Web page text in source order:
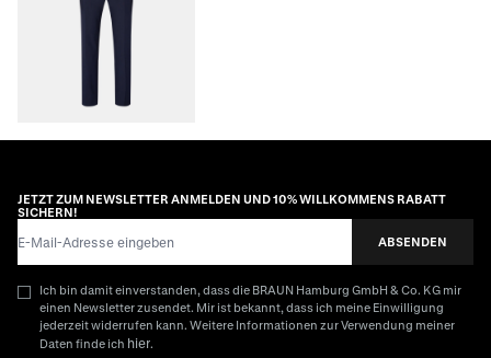
JETZT ZUM NEWSLETTER ANMELDEN UND 10% WILLKOMMENS RABATT
SICHERN!
ABSENDEN
Ich bin damit einverstanden, dass die BRAUN Hamburg GmbH & Co. KG mir
einen Newsletter zusendet. Mir ist bekannt, dass ich meine Einwilligung
jederzeit widerrufen kann. Weitere Informationen zur Verwendung meiner
Daten finde ich hier.